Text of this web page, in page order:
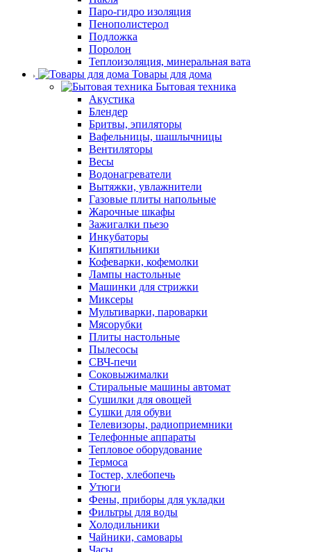
Паро-гидро изоляция
Пенополистерол
Подложка
Поролон
Теплоизоляция, минеральная вата
Товары для дома
Бытовая техника
Акустика
Блендер
Бритвы, эпиляторы
Вафельницы, шашлычницы
Вентиляторы
Весы
Водонагреватели
Вытяжки, увлажнители
Газовые плиты напольные
Жарочные шкафы
Зажигалки пьезо
Инкубаторы
Кипятильники
Кофеварки, кофемолки
Лампы настольные
Машинки для стрижки
Миксеры
Мультиварки, пароварки
Мясорубки
Плиты настольные
Пылесосы
СВЧ-печи
Соковыжималки
Стиральные машины автомат
Сушилки для овощей
Сушки для обуви
Телевизоры, радиоприемники
Телефонные аппараты
Тепловое оборудование
Термоса
Тостер, хлебопечь
Утюги
Фены, приборы для укладки
Фильтры для воды
Холодильники
Чайники, самовары
Часы